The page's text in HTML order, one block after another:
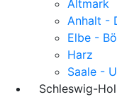
Altmark
Anhalt -
Elbe -
Harz
Saale -
Schleswig-